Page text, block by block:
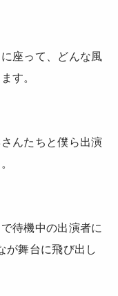
座って、どんな風
す。
んたちと僕ら出演
待機中の出演者に
が舞台に飛び出し